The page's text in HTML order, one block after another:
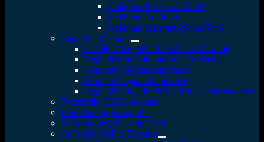
Heliopan-Protection Filter
Heliopan Graufilter
Heliopan Schwarz-Weiss-Filter
Gegenlichtblenden
3-teilige Gegenlichtblende aus Gummi
Gegenlichtblende mit Objektivdeckel
Heliopan Gegenlichtblenden
Bajonett Gegenlichtblenden
Gegenlichtblende für RF Messsucherkameras
Fotostudio LED Leuchten
Jobo Analog Fotografie
Smartphone Selfie Light Kit
GoTough GoPro Zubehör